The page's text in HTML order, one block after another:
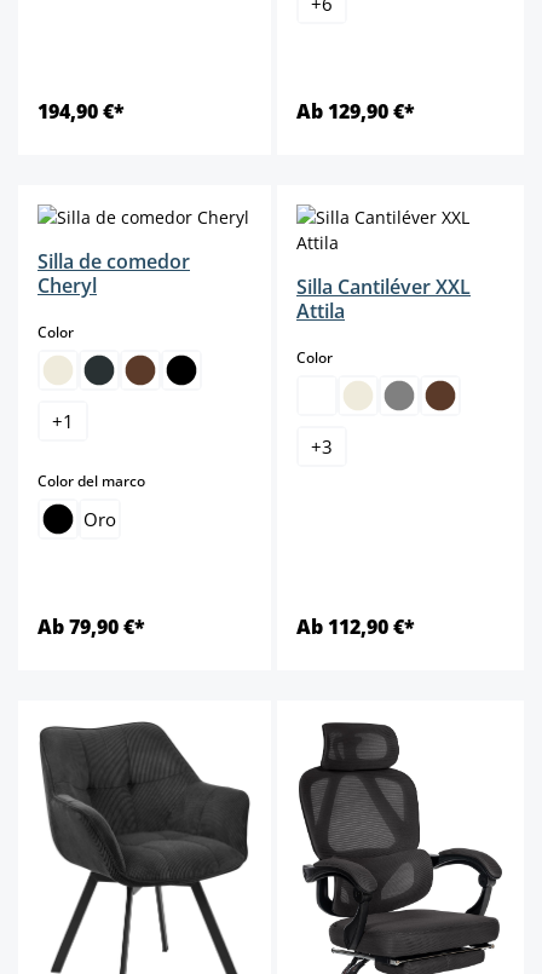
194,90 €* Ab 129,90 €*
Silla de comedor
Cheryl
Colorselect
+1
Color del marcoselect
Oro
Ab 79,90 €*
Silla Cantiléver XXL
Attila
Colorselect
+3
Ab 112,90 €*